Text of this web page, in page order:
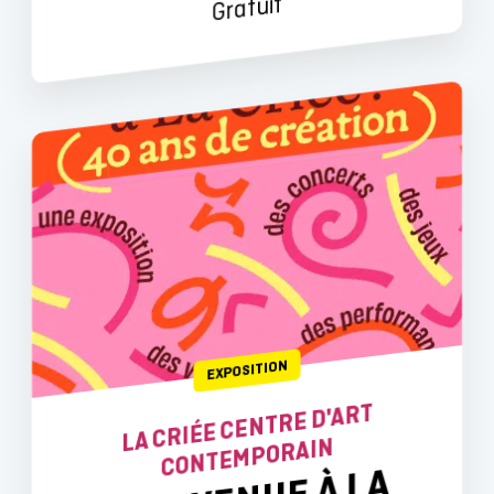
Gratuit
EXPOSITION
LA CRIÉE CENTRE D'ART
CONTEMPORAIN